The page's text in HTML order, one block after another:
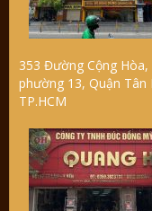
353 Đường Cộng Hòa,
phường 13, Quận Tân
TP.HCM